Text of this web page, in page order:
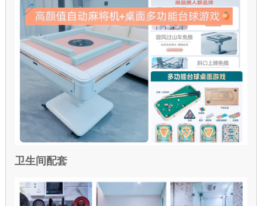
卫生间配套